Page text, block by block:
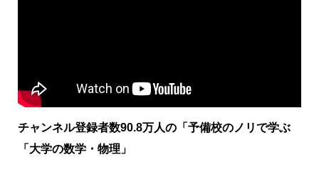
チャンネル登録者数90.8万人の「予備校のノリで学ぶ
「大学の数学・物理」